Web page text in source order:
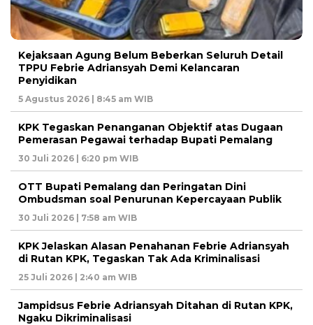
Kejaksaan Agung Belum Beberkan Seluruh Detail
TPPU Febrie Adriansyah Demi Kelancaran
Penyidikan
5 Agustus 2026 | 8:45 am WIB
KPK Tegaskan Penanganan Objektif atas Dugaan
Pemerasan Pegawai terhadap Bupati Pemalang
30 Juli 2026 | 6:20 pm WIB
OTT Bupati Pemalang dan Peringatan Dini
Ombudsman soal Penurunan Kepercayaan Publik
30 Juli 2026 | 7:58 am WIB
KPK Jelaskan Alasan Penahanan Febrie Adriansyah
di Rutan KPK, Tegaskan Tak Ada Kriminalisasi
25 Juli 2026 | 2:40 am WIB
Jampidsus Febrie Adriansyah Ditahan di Rutan KPK,
Ngaku Dikriminalisasi